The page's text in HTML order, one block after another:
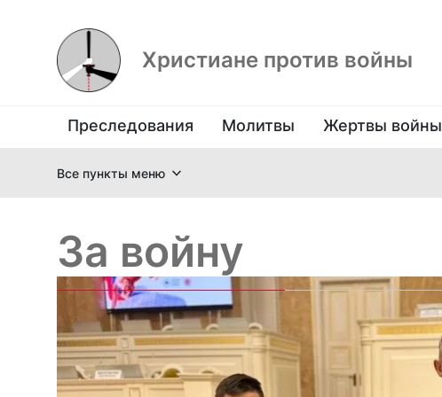
Христиане против войны
Преследования Молитвы Жертвы войны
Все пункты меню
За войну